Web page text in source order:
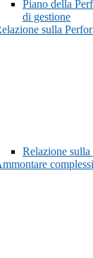
Piano della
di gestione
sulla
Relazione sulla